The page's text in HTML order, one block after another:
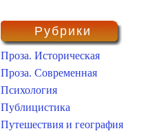
Рубрики
Проза. Историческая
Проза. Современная
Психология
Публицистика
Путешествия и география